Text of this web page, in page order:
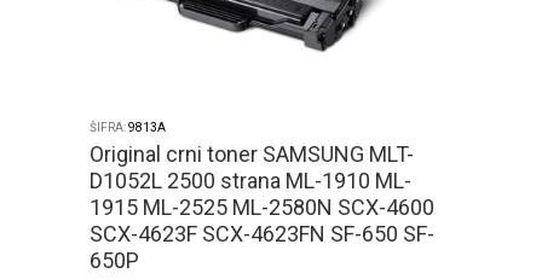
ŠIFRA:9813A
Original crni toner SAMSUNG MLT-
D1052L 2500 strana ML-1910 ML-
1915 ML-2525 ML-2580N SCX-4600
SCX-4623F SCX-4623FN SF-650 SF-
650P